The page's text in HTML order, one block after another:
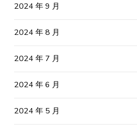
2024 年 9 月
2024 年 8 月
2024 年 7 月
2024 年 6 月
2024 年 5 月